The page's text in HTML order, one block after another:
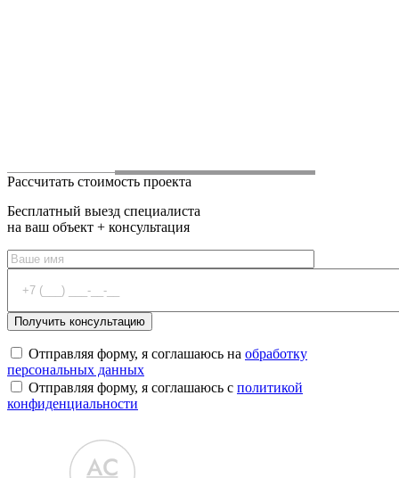
Рассчитать стоимость проекта
Бесплатный выезд специалиста
на ваш объект + консультация
Отправляя форму, я соглашаюсь на обработку
персональных данных
Отправляя форму, я соглашаюсь с политикой
конфиденциальности